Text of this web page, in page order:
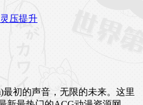
压提升
最初的声音，无限的未来。这里